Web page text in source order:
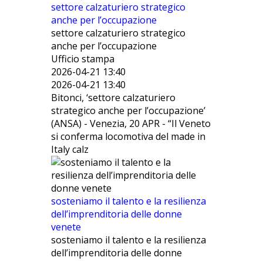
settore calzaturiero strategico
anche per l’occupazione
settore calzaturiero strategico
anche per l’occupazione
Ufficio stampa
2026-04-21 13:40
2026-04-21 13:40
Bitonci, ‘settore calzaturiero
strategico anche per l’occupazione’
(ANSA) - Venezia, 20 APR - “Il Veneto
si conferma locomotiva del made in
Italy calz
sosteniamo il talento e la resilienza
dell’imprenditoria delle donne
venete
sosteniamo il talento e la resilienza
dell’imprenditoria delle donne